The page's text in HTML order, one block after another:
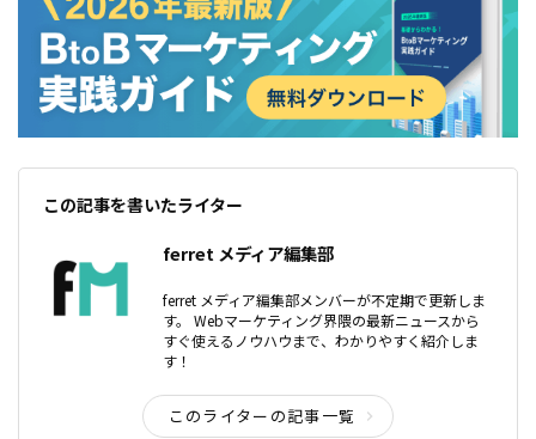
この記事を書いたライター
ferret メディア編集部
ferret メディア編集部メンバーが不定期で更新しま
す。 Webマーケティング界隈の最新ニュースから
すぐ使えるノウハウまで、わかりやすく紹介しま
す！
このライターの記事一覧